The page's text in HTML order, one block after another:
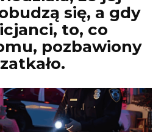
się, a gdy
to, co
pozbawiony